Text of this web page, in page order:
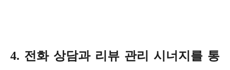
4. 전화 상담과 리뷰 관리 시너지를 통